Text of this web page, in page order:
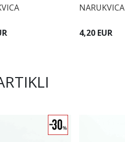
NARUKVICA
4,20 EUR